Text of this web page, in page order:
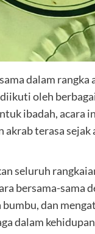
dalam rangka
oleh
ibadah, acara
akrab terasa sejak
seluruh
bersama-sama
bumbu, dan
dalam kehidupan